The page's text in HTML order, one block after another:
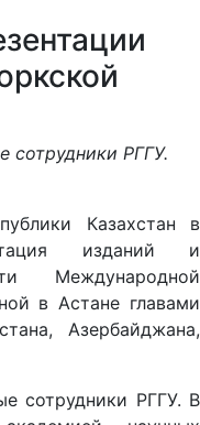
сотрудники РГГУ.
Казахстан в
изданий и
Международной
в Астане главами
Азербайджана,
сотрудники РГГУ. В